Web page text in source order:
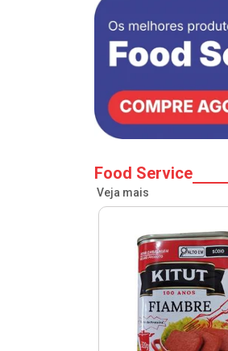
Food Service
Veja mais